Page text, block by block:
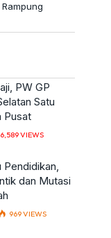
PW GP
Satu
Pusat
6,589VIEWS
Pendidikan,
dan Mutasi
969VIEWS